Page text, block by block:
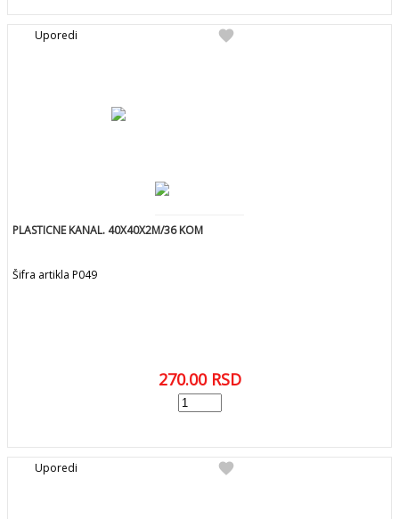
favorite
Uporedi
PLASTICNE KANAL. 40X40X2M/36 KOM
Šifra artikla P049
270.00 RSD
favorite
Uporedi